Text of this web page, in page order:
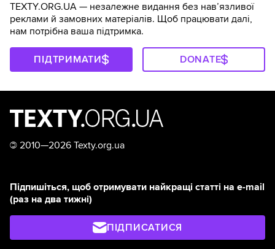
TEXTY.ORG.UA — незалежне видання без навʼязливої
реклами й замовних матеріалів. Щоб працювати далі,
нам потрібна ваша підтримка.
ПІДТРИМАТИ DONATE
© 2010—2026 Texty.org.ua
Підпишіться, щоб отримувати найкращі статті на e-mail
(раз на два тижні)
ПІДПИСАТИСЯ